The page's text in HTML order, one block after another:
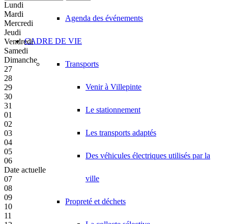
Agenda des événements
CADRE DE VIE
Transports
Venir à Villepinte
Le stationnement
Les transports adaptés
Des véhicules électriques utilisés par la
ville
Propreté et déchets
Lundi
Mardi
Mercredi
Jeudi
Vendredi
Samedi
Dimanche
27
28
29
30
31
01
02
03
04
05
06
Date actuelle
07
08
09
10
11